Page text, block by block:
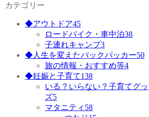
カテゴリー
◆アウトドア45
ロードバイク・車中泊38
子連れキャンプ3
◆人生を変えたバックパッカー50
旅の情報・おすすめ等4
◆妊娠と子育て138
いる？いらない？子育てグッ
ズ5
マタニティ 58